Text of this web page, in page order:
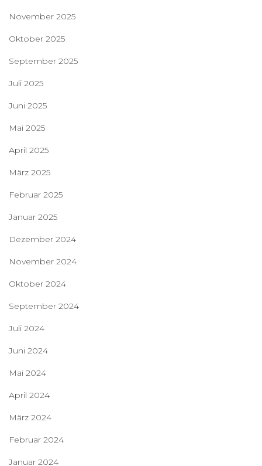
November 2025
Oktober 2025
September 2025
Juli 2025
Juni 2025
Mai 2025
April 2025
März 2025
Februar 2025
Januar 2025
Dezember 2024
November 2024
Oktober 2024
September 2024
Juli 2024
Juni 2024
Mai 2024
April 2024
März 2024
Februar 2024
Januar 2024